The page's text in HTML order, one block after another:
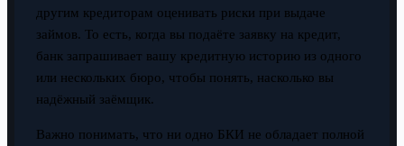
другим кредиторам оценивать риски при выдаче
займов. То есть, когда вы подаёте заявку на кредит,
банк запрашивает вашу кредитную историю из одного
или нескольких бюро, чтобы понять, насколько вы
надёжный заёмщик.
Важно понимать, что ни одно БКИ не обладает полной